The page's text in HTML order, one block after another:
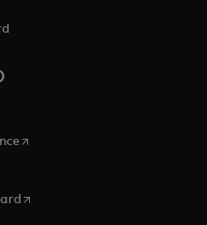
onglet
s’ouvre dans un nouvel onglet
dans un nouvel onglet
s’ouvre dans un nouvel onglet